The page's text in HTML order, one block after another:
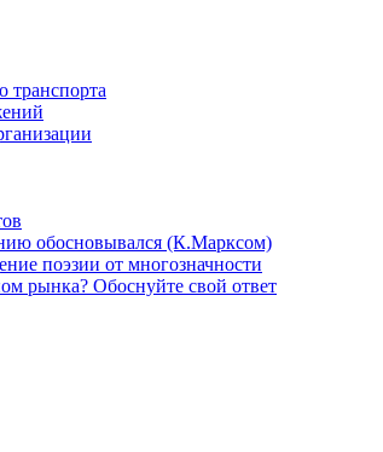
транспорта
обосновывался (К.Марксом)
поэзии от многозначности
рынка? Обоснуйте свой ответ